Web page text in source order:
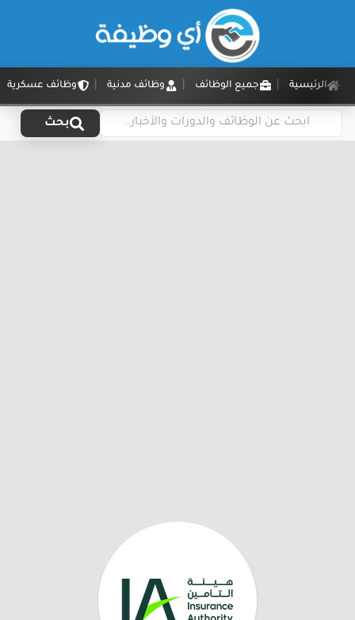
الرئيسية جميع الوظائف وظائف مدنية وظائف عسكرية
بحث